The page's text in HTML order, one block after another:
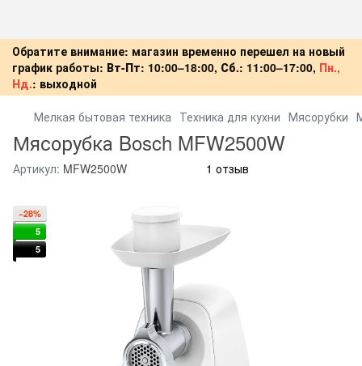
Обратите внимание: магазин временно перешел на новый
график работы: Вт-Пт: 10:00–18:00, Сб.: 11:00–17:00, Пн.,
Нд.: выходной
Мелкая бытовая техника Техника для кухни Мясорубки
Мясорубка Bosch MFW2500W
Артикул: MFW2500W 1 отзыв
−28%
5
5